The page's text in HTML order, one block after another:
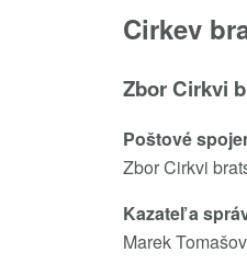
Cirkev
Zbor Cirkvi
Poštové
Zbor Cirkvi
Kazateľ a
Marek